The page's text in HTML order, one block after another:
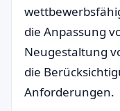
die Anpassung
Neugestaltung
die
Anforderungen.